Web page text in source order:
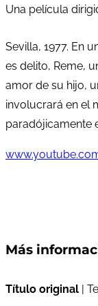
Una película
Sevilla, 1977. En
es delito, Reme,
amor de su hijo,
involucrará en el
paradójicamente
Más
Título original |